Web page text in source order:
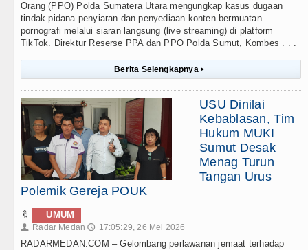
Orang (PPO) Polda Sumatera Utara mengungkap kasus dugaan
tindak pidana penyiaran dan penyediaan konten bermuatan
pornografi melalui siaran langsung (live streaming) di platform
TikTok. Direktur Reserse PPA dan PPO Polda Sumut, Kombes . . .
Berita Selengkapnya ▸
USU Dinilai
Kebablasan, Tim
Hukum MUKI
Sumut Desak
Menag Turun
Tangan Urus
Polemik Gereja POUK
🔖 UMUM
👤 Radar Medan 🕔 17:05:29, 26 Mei 2026
RADARMEDAN.COM – Gelombang perlawanan jemaat terhadap